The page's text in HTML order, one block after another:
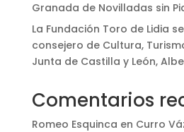
Granada de Novilladas sin
La Fundación Toro de Lidia
consejero de Cultura,
Junta de Castilla y León,
Comentarios
Romeo Esquinca en Curro